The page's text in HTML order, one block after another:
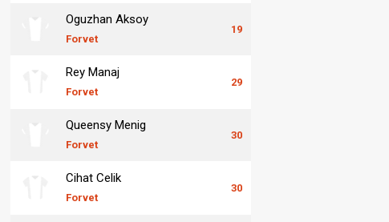
Oguzhan Aksoy
Forvet
19
Rey Manaj
Forvet
29
Queensy Menig
Forvet
30
Cihat Celik
Forvet
30